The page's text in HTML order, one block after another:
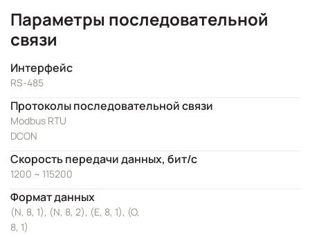
Параметры последовательной
связи
Интерфейс
RS-485
Протоколы последовательной связи
Modbus RTU
DCON
Скорость передачи данных, бит/с
1200 ~ 115200
Формат данных
(N, 8, 1), (N, 8, 2), (E, 8, 1), (O,
8, 1)